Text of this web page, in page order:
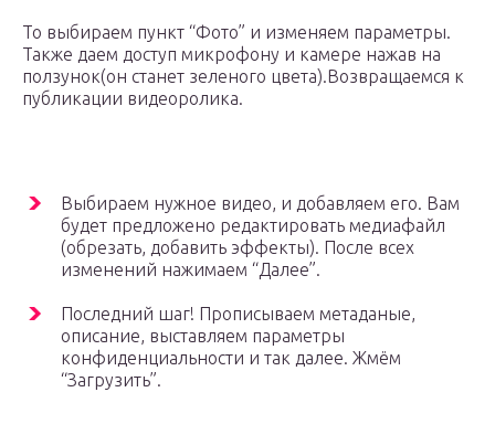
То выбираем пункт “Фото” и изменяем параметры.
Также даем доступ микрофону и камере нажав на
ползунок(он станет зеленого цвета).Возвращаемся к
публикации видеоролика.
Выбираем нужное видео, и добавляем его. Вам
будет предложено редактировать медиафайл
(обрезать, добавить эффекты). После всех
изменений нажимаем “Далее”.
Последний шаг! Прописываем метаданые,
описание, выставляем параметры
конфиденциальности и так далее. Жмём
“Загрузить”.